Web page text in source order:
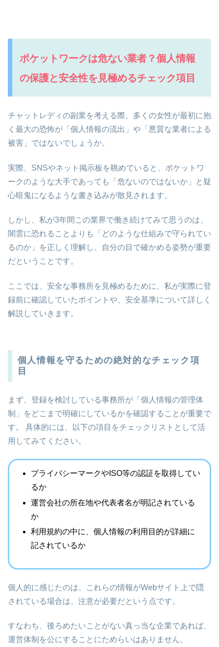
ポケットワークは危ない業者？個人情報
の保護と安全性を見極めるチェック項目
チャットレディの副業を考える際、多くの女性が最初に抱
く最大の恐怖が「個人情報の流出」や「悪質な業者による
被害」ではないでしょうか。
実際、SNSやネット掲示板を眺めていると、ポケットワ
ークのような大手であっても「危ないのではないか」と疑
心暗鬼になるような書き込みが散見されます。
しかし、私が3年間この業界で働き続けてみて思うのは、
闇雲に恐れることよりも「どのような仕組みで守られてい
るのか」を正しく理解し、自分の目で確かめる姿勢が重要
だということです。
ここでは、安全な事務所を見極めるために、私が実際に登
録前に確認していたポイントや、安全基準について詳しく
解説していきます。
個人情報を守るための絶対的なチェック項
目
まず、登録を検討している事務所が「個人情報の管理体
制」をどこまで明確にしているかを確認することが重要で
す。 具体的には、以下の項目をチェックリストとして活
用してみてください。
プライバシーマークやISO等の認証を取得してい
るか
運営会社の所在地や代表者名が明記されている
か
利用規約の中に、個人情報の利用目的が詳細に
記されているか
個人的に感じたのは、これらの情報がWebサイト上で隠
されている場合は、注意が必要だという点です。
すなわち、後ろめたいことがない真っ当な企業であれば、
運営体制を公にすることにためらいはありません。